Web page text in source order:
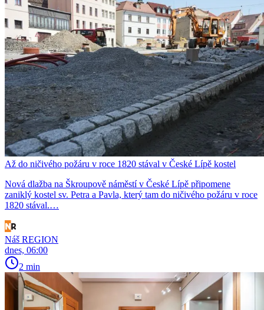
Až do ničivého požáru v roce 1820 stával v České Lípě kostel
Nová dlažba na Škroupově náměstí v České Lípě připomene
zaniklý kostel sv. Petra a Pavla, který tam do ničivého požáru v roce
1820 stával.…
Náš REGION
dnes, 06:00
2 min